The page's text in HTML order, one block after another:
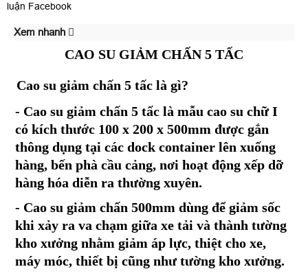
luận Facebook
Xem nhanh
CAO SU GIẢM CHẤN 5 TẤC
Cao su giảm chấn 5 tấc là gì?
- Cao su giảm chấn 5 tấc là mẫu cao su chữ I
có kích thước 100 x 200 x 500mm được gắn
thông dụng tại các dock container lên xuống
hàng, bến phà cầu cảng, nơi hoạt động xếp dỡ
hàng hóa diễn ra thường xuyên.
- Cao su giảm chấn 500mm dùng để giảm sốc
khi xảy ra va chạm giữa xe tải và thành tường
kho xưởng nhằm giảm áp lực, thiệt cho xe,
máy móc, thiết bị cũng như tường kho xưởng.